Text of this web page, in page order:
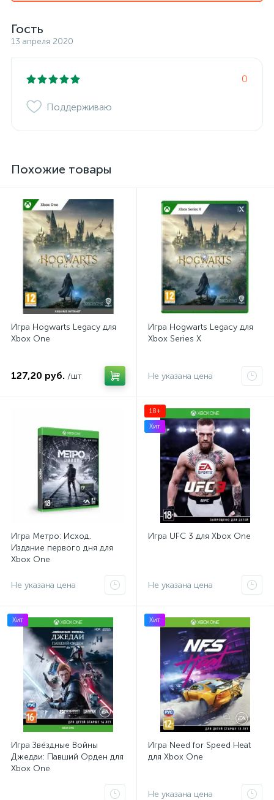
Гость
13 апреля 2020
0
Поддерживаю
Похожие товары
Игра Hogwarts Legacy для
Xbox One
127,20 руб. /шт
Игра Hogwarts Legacy для
Xbox Series X
Не указана цена
Игра Метро: Исход.
Издание первого дня для
Xbox One
Не указана цена
18+
Хит
Игра UFC 3 для Xbox One
Не указана цена
Хит
Игра Звёздные Войны
Джедаи: Павший Орден для
Xbox One
Хит
Игра Need for Speed Heat
для Xbox One
Не указана цена